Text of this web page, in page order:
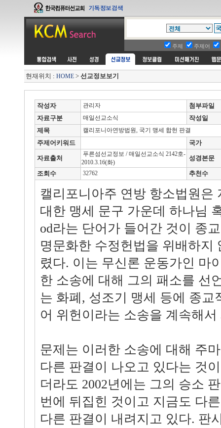
주제 주제어
현재위치 : HOME > 선교정보보기
작성자 관리자
첨부파일
자료구분
매일선교소식
작성일
제목
캘리포니아연방법원, 국기 맹세 합헌 판결
주제어키워드 국가
자료출처
푸른섬선교정보 / 매일선교소식 2142호-
2010.3.16(화)
성경본문
조회수 32762 추천수
캘리포니아주 연방 항소법원은
대한 맹세 문구 가운데 하나님
od라는 단어가 들어간 것이 종
명문화한 수정헌법을 위배하지
렸다. 이는 무신론 운동가인 마
한 소송에 대해 그의 패소를 선
는 화폐, 성조기 맹세 등에 종교
어 위헌이라는 소송을 계속해
문제는 이러한 소송에 대해 주
다른 판결이 나오고 있다는 것
더라도 2002년에는 그의 승소
번에 뒤집힌 것이고 지금도 다
다른 판결이 내려지고 있다. 판